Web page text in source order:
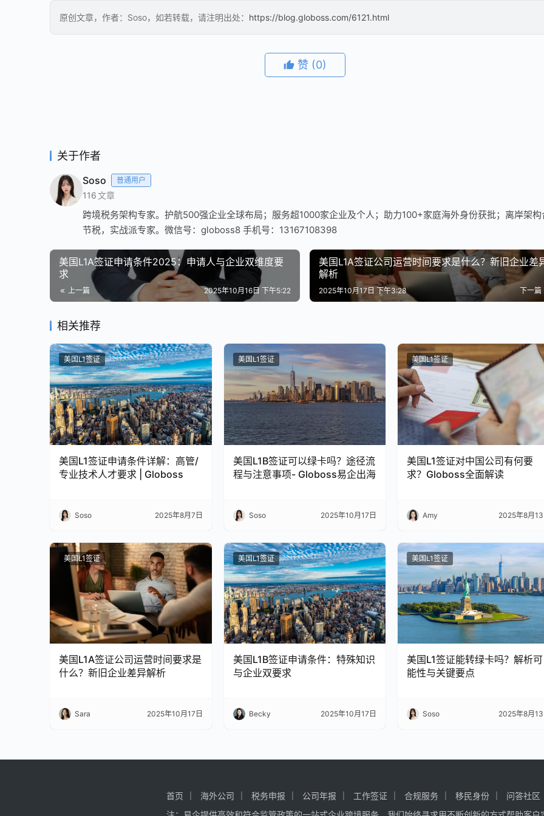
原创文章，作者：Soso，如若转载，请注明出处： https://blog.globoss.com/6121.html
赞 (0)
关于作者
Soso 普通用户
116文章
跨境税务架构专家。护航500强企业全球布局；服务超1000家企业及个人；助力100+家庭海外身份获批；离岸架构
节税，实战派专家。微信号：globoss8 手机号：13167108398
美国L1A签证申请条件2025：申请人与企业双维度要
求
上一篇 2025年10月16日 下午5:22
美国L1A签证公司运营时间要求是什么？新旧企业差
解析
下一篇
2025年10月17日 下午3:28
相关推荐
美国L1签证
美国L1签证申请条件详解：高管/
专业技术人才要求 | Globoss
Soso 2025年8月7日
美国L1签证
美国L1B签证可以绿卡吗？途径流
程与注意事项- Globoss易企出海
Soso 2025年10月17日
美国L1签证
美国L1签证对中国公司有何要
求？Globoss全面解读
Amy 2025年8月
美国L1签证
美国L1A签证公司运营时间要求是
什么？新旧企业差异解析
Sara 2025年10月17日
美国L1签证
美国L1B签证申请条件：特殊知识
与企业双要求
Becky 2025年10月17日
美国L1签证
美国L1签证能转绿卡吗？解析可
能性与关键要点
Soso 2025年8月
首页 海外公司 税务申报 公司年报 工作签证 合规服务 移民身份
问答社区